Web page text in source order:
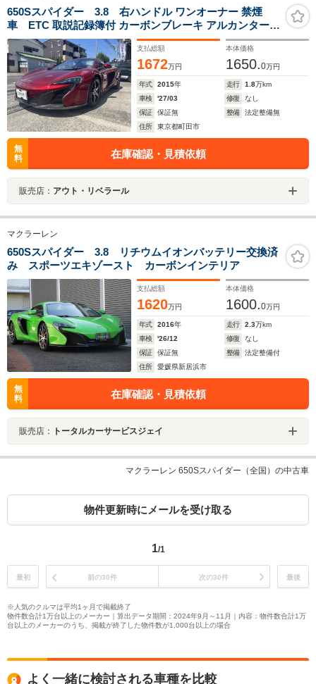
650Sスパイダー 3.8 右ハンドル ワンオーナー 禁煙
車 ETC 取説記録簿付 カーボンブレーキ アルカンターラ
全内装アップグレードバージョン 車高リフティングシス
テム カーボン内装アップグレードバージョン
支払総額
1672万円
本体価格
1650.0万円
年式 2015年 走行 1.8万km
車検
'27/03 修復
なし
保証
保証無 整備
法定整備無
住所
東京都町田市
無
料
在庫確認・見積依頼
販売店： アウト・リベラール
マクラーレン
650Sスパイダー 3.8 リチウムイオンバッテリー交換済
み スポーツエキゾースト カーボンインテリア
支払総額
1620万円
本体価格
1600.0万円
年式 2016年 走行 2.3万km
車検
'26/12 修復
なし
保証
保証無 整備
法定整備付
住所
愛媛県新居浜市
無
料
在庫確認・見積依頼
販売店： トータルカーサービスジェイ
マクラーレン 650Sスパイダー（全国）の中古車
物件更新時にメールを受け取る
1/1
最初 前の30件 次の30件 最後
※人気のクルマは平均1ヶ月で掲載終了
物件数合計1万台以上のメーカー｜算出データ期間：2024年9月～11月｜内容：物件数合計1万
台以上のメーカーのうち、掲載が終了した物件数が1,000台以上の場合
よく一緒に検討される車種を比較